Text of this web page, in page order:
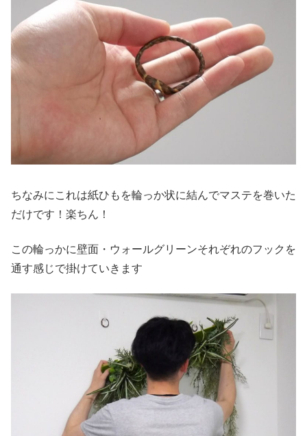
ちなみにこれは紙ひもを輪っか状に結んでマステを巻いた
だけです！楽ちん！
この輪っかに壁面・ウォールグリーンそれぞれのフックを
通す感じで掛けていきます